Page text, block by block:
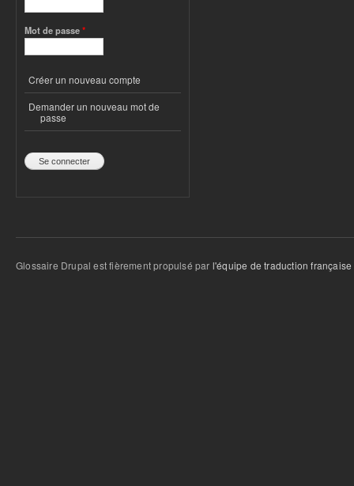
Mot de passe*
Créer un nouveau compte
Demander un nouveau mot de
passe
Glossaire Drupal est fièrement propulsé par l'équipe de traduction française